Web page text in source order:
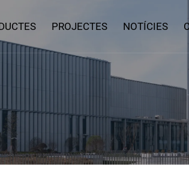
PROJECTES NOTÍCIES